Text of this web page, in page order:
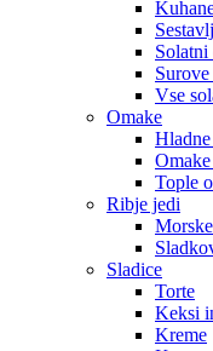
Solatni
Surove
Vse
Omake
Tople
Ribje jedi
Sladice
Torte
Keksi
Kreme